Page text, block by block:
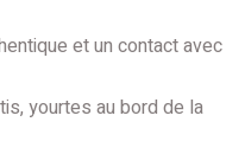
et un contact avec
yourtes au bord de la